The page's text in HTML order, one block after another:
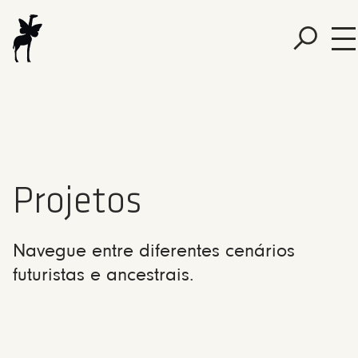
Projetos
Navegue entre diferentes cenários
futuristas e ancestrais.